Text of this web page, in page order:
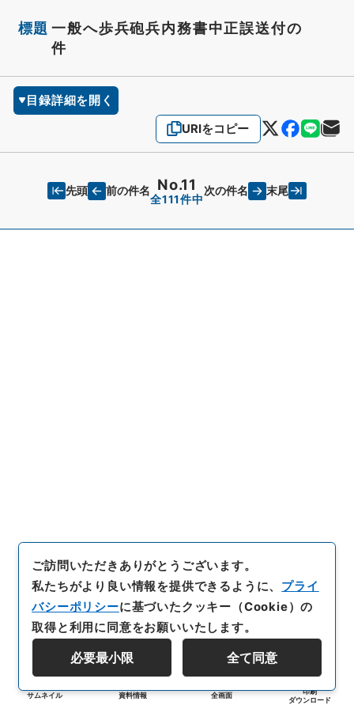
標題 一般へ歩兵砲兵内務書中正誤送付の
件
目録詳細を開く
URIをコピー
先頭 前の件名 No.11
全111件中
次の件名 末尾
サムネイル 資料情報 全画面
印刷
ダウンロード
ご訪問いただきありがとうございます。
私たちがより良い情報を提供できるように、 プライ
バシーポリシーに基づいたクッキー（Cookie）の
取得と利用に同意をお願いいたします。
必要最小限 全て同意